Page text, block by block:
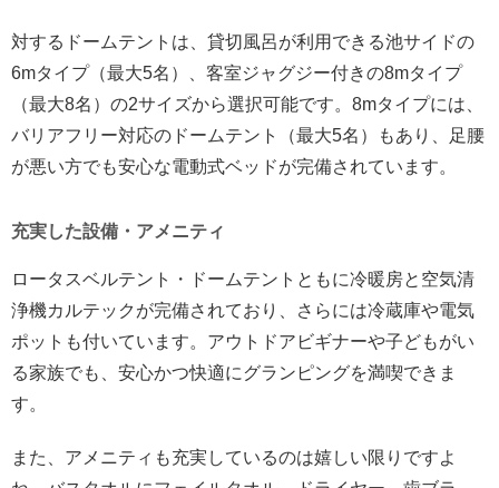
対するドームテントは、貸切風呂が利用できる池サイドの
6mタイプ（最大5名）、客室ジャグジー付きの8mタイプ
（最大8名）の2サイズから選択可能です。8mタイプには、
バリアフリー対応のドームテント（最大5名）もあり、足腰
が悪い方でも安心な電動式ベッドが完備されています。
充実した設備・アメニティ
ロータスベルテント・ドームテントともに冷暖房と空気清
浄機カルテックが完備されており、さらには冷蔵庫や電気
ポットも付いています。アウトドアビギナーや子どもがい
る家族でも、安心かつ快適にグランピングを満喫できま
す。
また、アメニティも充実しているのは嬉しい限りですよ